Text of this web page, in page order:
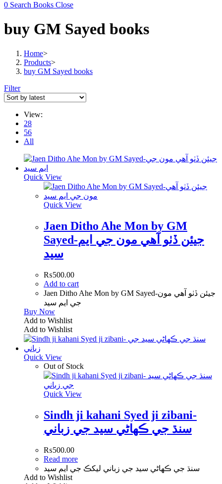
0 Search Books Close
buy GM Sayed books
Home>
Products>
buy GM Sayed books
Filter
View:
28
56
All
Quick View
Quick View
Jaen Ditho Ahe Mon by GM
Sayed-جيئن ڏٺو آهي مون جي ايم
سيد
₨500.00
Add to cart
Jaen Ditho Ahe Mon by GM Sayed-جيئن ڏٺو آهي مون
جي ايم سيد
Buy Now
Add to Wishlist
Add to Wishlist
Quick View
Out of Stock
Quick View
Sindh ji kahani Syed ji zibani-
سنڌ جي ڪهاڻي سيد جي زباني
₨500.00
Read more
سنڌ جي ڪهاڻي سيد جي زباني ليکڪ جي ايم سيد
Add to Wishlist